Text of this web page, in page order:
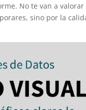
No te van a
sino por la